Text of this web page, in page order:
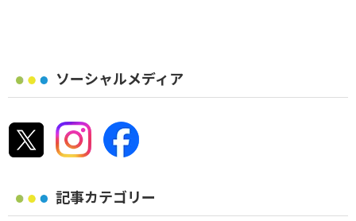
ソーシャルメディア
記事カテゴリー